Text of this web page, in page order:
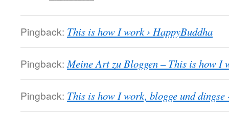
Pingback: This is how I work › HappyBuddha
Pingback: Meine Art zu Bloggen – This is how I
Pingback: This is how I work, blogge und dingse